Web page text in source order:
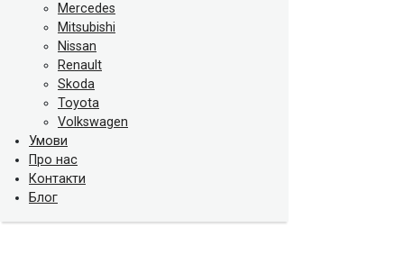
Mercedes
Mitsubishi
Nissan
Renault
Skoda
Toyota
Volkswagen
Умови
Про нас
Контакти
Блог